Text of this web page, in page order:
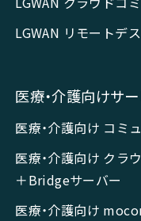
LGWAN リモートデ
医療・介護向けサ
医療・介護向け コミ
医療・介護向け クラ
＋Bridgeサーバー
医療・介護向け